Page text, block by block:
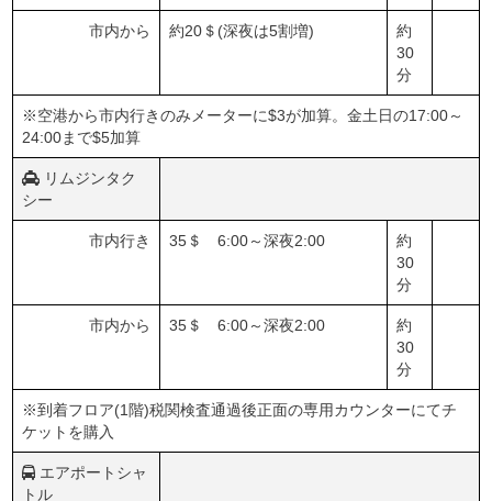
市内から 約20＄(深夜は5割増)
約
30
分
※空港から市内行きのみメーターに$3が加算。金土日の17:00～
24:00まで$5加算
リムジンタク
シー
市内行き 35＄ 6:00～深夜2:00
約
30
分
市内から 35＄ 6:00～深夜2:00
約
30
分
※到着フロア(1階)税関検査通過後正面の専用カウンターにてチ
ケットを購入
エアポートシャ
トル